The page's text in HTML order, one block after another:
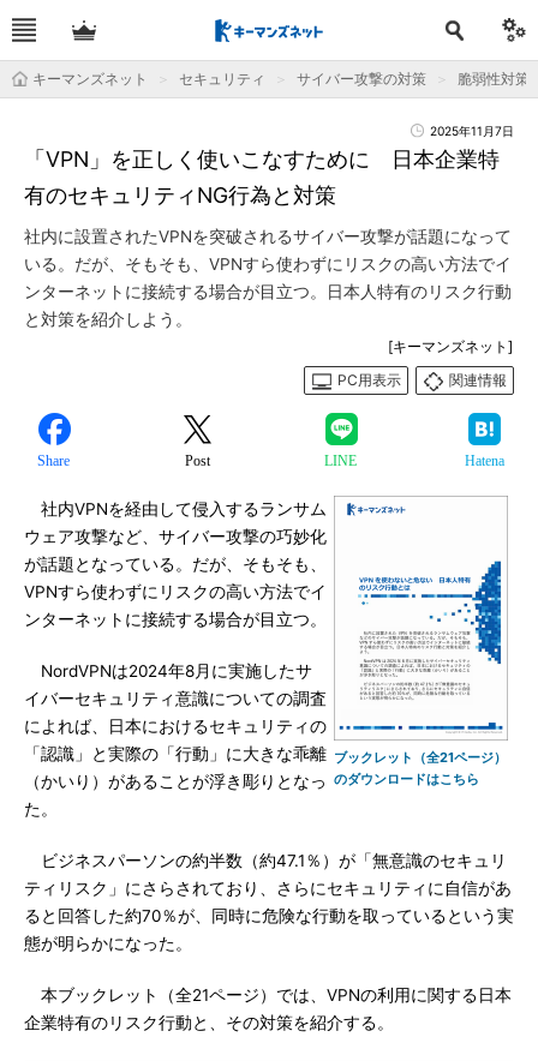
キーマンズネット セキュリティ サイバー攻撃の対策 脆弱性対策
2025年11月7日
「VPN」を正しく使いこなすために 日本企業特
有のセキュリティNG行為と対策
社内に設置されたVPNを突破されるサイバー攻撃が話題になって
いる。だが、そもそも、VPNすら使わずにリスクの高い方法でイ
ンターネットに接続する場合が目立つ。日本人特有のリスク行動
と対策を紹介しよう。
[キーマンズネット]
PC用表示
関連情報
Share Post LINE Hatena
ブックレット（全21ページ）
のダウンロードはこちら
社内VPNを経由して侵入するランサム
ウェア攻撃など、サイバー攻撃の巧妙化
が話題となっている。だが、そもそも、
VPNすら使わずにリスクの高い方法でイ
ンターネットに接続する場合が目立つ。
NordVPNは2024年8月に実施したサ
イバーセキュリティ意識についての調査
によれば、日本におけるセキュリティの
「認識」と実際の「行動」に大きな乖離
（かいり）があることが浮き彫りとなっ
た。
ビジネスパーソンの約半数（約47.1％）が「無意識のセキュリ
ティリスク」にさらされており、さらにセキュリティに自信があ
ると回答した約70％が、同時に危険な行動を取っているという実
態が明らかになった。
本ブックレット（全21ページ）では、VPNの利用に関する日本
企業特有のリスク行動と、その対策を紹介する。